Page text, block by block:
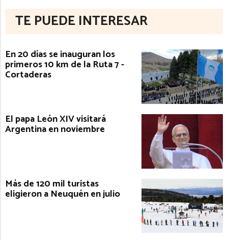
TE PUEDE INTERESAR
En 20 días se inauguran los
primeros 10 km de la Ruta 7 -
Cortaderas
El papa León XIV visitará
Argentina en noviembre
Más de 120 mil turistas
eligieron a Neuquén en julio